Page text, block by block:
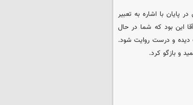
پایان با اشاره به تعبیر
این بود که شما در حال
دیده و درست روایت شود.
و بازگو کرد.